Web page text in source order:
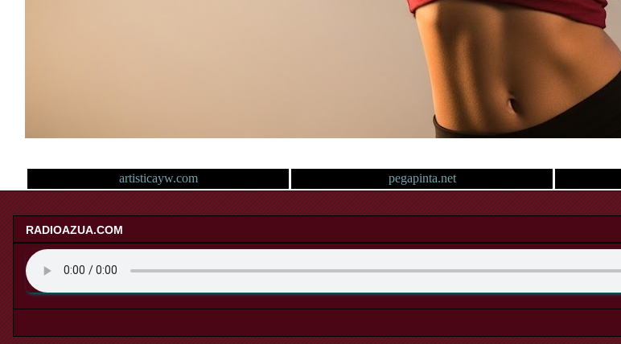
artisticayw.com pegapinta.net
RADIOAZUA.COM